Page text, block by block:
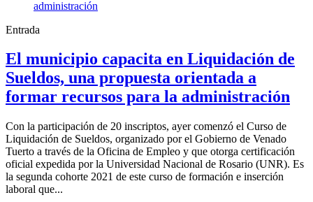
Entrada
El municipio capacita en Liquidación de
Sueldos, una propuesta orientada a
formar recursos para la administración
Con la participación de 20 inscriptos, ayer comenzó el Curso de
Liquidación de Sueldos, organizado por el Gobierno de Venado
Tuerto a través de la Oficina de Empleo y que otorga certificación
oficial expedida por la Universidad Nacional de Rosario (UNR). Es
la segunda cohorte 2021 de este curso de formación e inserción
laboral que...